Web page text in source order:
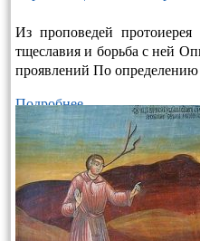
Из проповедей
тщеславия и борьба с ней
проявлений По
Подробнее…